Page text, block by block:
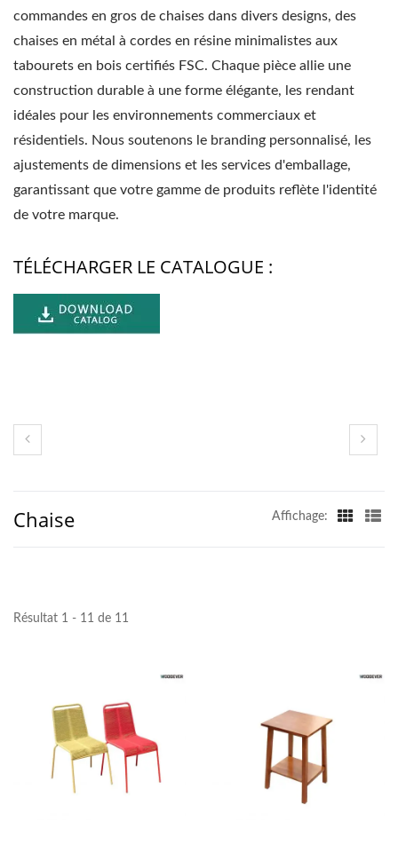
commandes en gros de chaises dans divers designs, des
chaises en métal à cordes en résine minimalistes aux
tabourets en bois certifiés FSC. Chaque pièce allie une
construction durable à une forme élégante, les rendant
idéales pour les environnements commerciaux et
résidentiels. Nous soutenons le branding personnalisé, les
ajustements de dimensions et les services d'emballage,
garantissant que votre gamme de produits reflète l'identité
de votre marque.
TÉLÉCHARGER LE CATALOGUE :
Chaise Affichage:
Résultat 1 - 11 de 11